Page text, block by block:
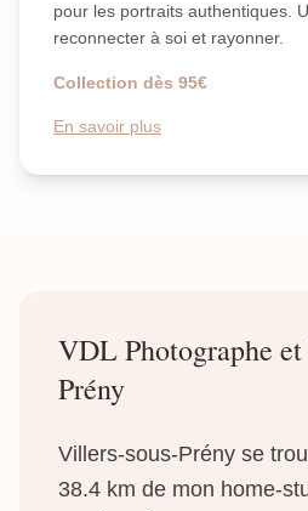
pour les portraits authentiques.
reconnecter à soi et rayonner.
Collection dès 95€
En savoir plus
VDL Photographe
Prény
Villers-sous-Prény se
38.4 km de mon home-